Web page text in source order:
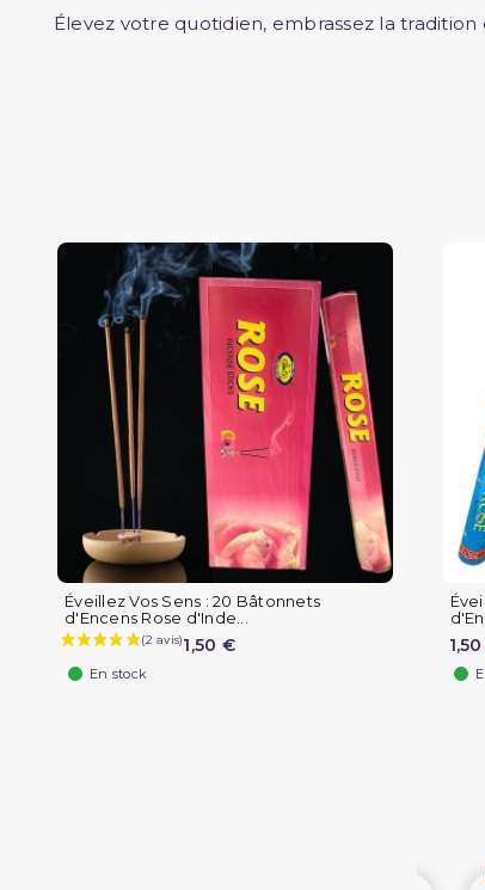
Élevez votre quotidien, embrassez la tradition
Éveillez Vos Sens : 20 Bâtonnets
d'Encens Rose d'Inde...
1,50 €
En stock